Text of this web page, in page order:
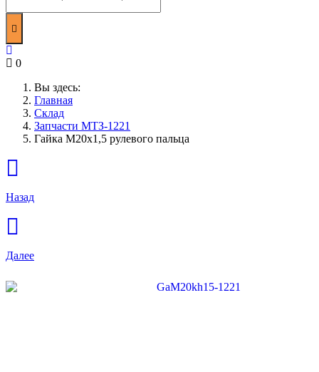
0
Вы здесь:
Главная
Склад
Запчасти МТЗ-1221
Гайка М20х1,5 рулевого пальца
Назад
Далее